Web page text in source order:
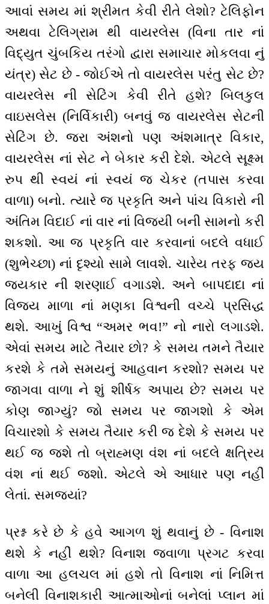
આવાં સમય માં શ્રીમત કેવી રીતે લેશો? ટેલિફોન
અથવા ટેલિગ્રામ થી વાયરલેસ (વિના તાર નાં
વિદ્યુત ચુંબકિય તરંગો દ્વારા સમાચાર મોકલવા નું
યંત્ર) સેટ છે - જોઈએ તો વાયરલેસ પરંતુ સેટ છે?
વાયરલેસ ની સેટિંગ કેવી રીતે હશે? બિલકુલ
વાઇસલેસ (નિર્વિકારી) બનવું જ વાયરલેસ સેટની
સેટિંગ છે. જરા અંશનો પણ અંશમાત્ર વિકાર,
વાયરલેસ નાં સેટ ને બેકાર કરી દેશે. એટલે સૂક્ષ્મ
રુપ થી સ્વયં નાં સ્વયં જ ચેકર (તપાસ કરવા
વાળા) બનો. ત્યારે જ પ્રકૃતિ અને પાંચ વિકારો ની
અંતિમ વિદાઈ નાં વાર નાં વિજયી બની સામનો કરી
શકશો. આ જ પ્રકૃતિ વાર કરવાનાં બદલે વધાઈ
(શુભેચ્છા) નાં દૃશ્યો સામે લાવશે. ચારેય તરફ જય
જયકાર ની શરણાઈ વગાડશે. અને બાપદાદા નાં
વિજય માળા નાં મણકા વિશ્વની વચ્ચે પ્રસિદ્ધ
થશે. આખું વિશ્વ “અમર ભવ!” નો નારો લગાડશે.
એવાં સમય માટે તૈયાર છો? કે સમય તમને તૈયાર
કરશે કે તમે સમયનું આહવાન કરશો? સમય પર
જાગવા વાળા ને શું શીર્ષક અપાય છે? સમય પર
કોણ જાગ્યું? જો સમય પર જાગશો કે એમ
વિચારશો કે સમય તૈયાર કરી જ દેશે કે સમય પર
થઈ જ જશે તો બ્રાહ્મણ વંશ નાં બદલે ક્ષત્રિય
વંશ નાં થઈ જશો. એટલે એ આધાર પણ નહીં
લેતાં. સમજ્યાં?
પ્રશ્ન કરે છે કે હવે આગળ શું થવાનું છે - વિનાશ
થશે કે નહીં થશે? વિનાશ જ્વાળા પ્રગટ કરવા
વાળા આ હલચલ માં હશે તો વિનાશ નાં નિમિત્ત
બનેલી વિનાશકારી આત્માઓનાં બનેલાં પ્લાન માં